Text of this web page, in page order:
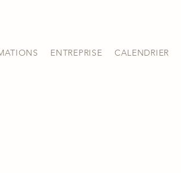
ENTREPRISE CALENDRIER